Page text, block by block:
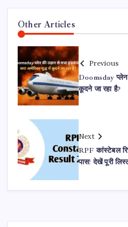
Other Articles
Previous
Doomsday
कूदने जा रहा है?
Next
RPF कांस्टेबल
पास! देखें पूरी